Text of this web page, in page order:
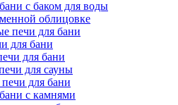
с баком для воды
облицовке
печи для бани
для бани
для бани
для сауны
для бани
с камнями